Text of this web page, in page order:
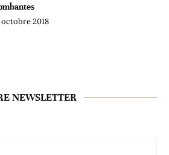
octobre 2018
NEWSLETTER